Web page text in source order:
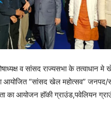
व सांसद राज्यसभा के तत्वाधान मे
आयोजित “सांसद खेल महोत्सव” जनपद/
का आयोजन हाॅकी ग्राउंड,पवेलियन